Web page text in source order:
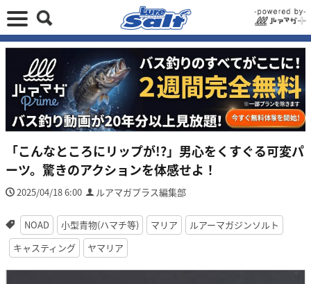
「こんなところにリップが!?」男心をくすぐる可変パ
ーツ。驚きのアクションを体感せよ！
2025/04/18 6:00 ルアマガプラス編集部
NOAD 小型青物(ハマチ等) マリア
ルアーマガジンソルト
キャスティング
ヤマリア